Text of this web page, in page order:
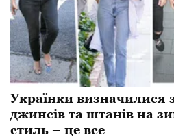
Українки визначилися
джинсів та штанів на
стиль – це все